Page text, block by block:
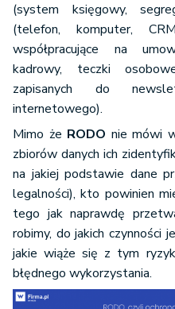
(system księgowy,
(telefon, komputer,
współpracujące na
kadrowy, teczki
zapisanych do
internetowego).
Mimo że RODO nie mówi
zbiorów danych ich
na jakiej podstawie dane
legalności), kto powinien
tego jak naprawdę
robimy, do jakich czynności
jakie wiąże się z tym
błędnego wykorzystania.